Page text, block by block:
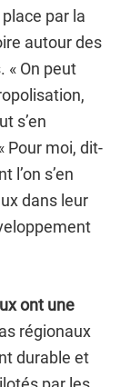
par la
autour des
« On peut
s’en
Pour moi, dit-
l’on s’en
dans leur
ont une
régionaux
durable et